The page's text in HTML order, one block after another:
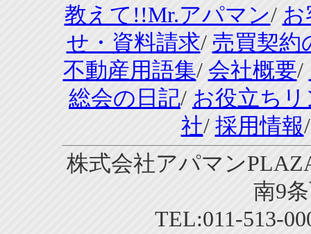
教えて!!Mr.アパマン/ お
せ・資料請求/ 売買契約
不動産用語集/ 会社概要/
総会の日記/ お役立ち
社/ 採用情報
株式会社アパマン
南9
TEL:011-513-